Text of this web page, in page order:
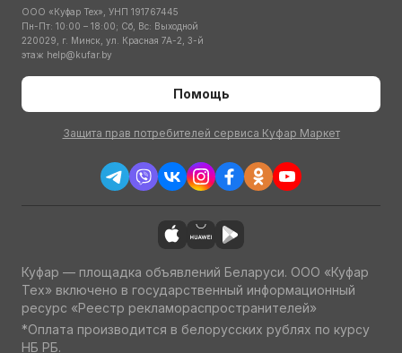
ООО «Куфар Тех», УНП 191767445
Пн-Пт: 10:00 – 18:00; Сб, Вс: Выходной
220029, г. Минск, ул. Красная 7А-2, 3-й
этаж help@kufar.by
Помощь
Защита прав потребителей сервиса Куфар Маркет
Куфар — площадка объявлений Беларуси. ООО «Куфар
Тех» включено в государственный информационный
ресурс «Реестр рекламораспространителей»
*Оплата производится в белорусских рублях по курсу
НБ РБ.